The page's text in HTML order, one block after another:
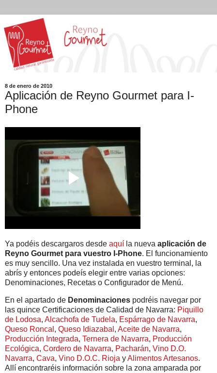
8 de enero de 2010
Aplicación de Reyno Gourmet para I-
Phone
Ya podéis descargaros desde aquí la nueva aplicación de
Reyno Gourmet para vuestro I-Phone. El funcionamiento
es muy sencillo. Una vez instalada en vuestro terminal, la
abrís y entonces podeís elegir entre varias opciones:
Denominaciones, Recetas o Configurador de Menú.
En el apartado de Denominaciones podréis navegar por
las quince Certificaciones de Calidad de Navarra: Piquillo
de Lodosa, Alcachofa de Tudela, Espárrago de Navarra,
Queso Roncal , Queso Idiazabal , Aceite de Navarra,
Producción Integrada, Ternera de Navarra, Producción
Ecológica, Cordero de Navarra, Pacharán, Vino D.O.
Navarra, Cava, Vino D.O.C. Rioja yAlimentos Artesanos.
Allí encontraréis información sobre la zona amparada por